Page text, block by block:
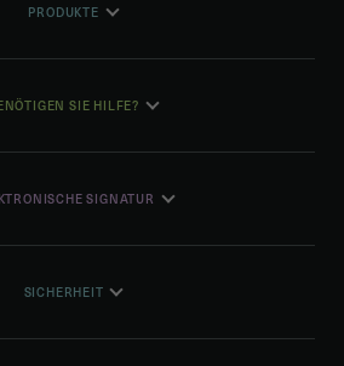
PRODUKTE
SIE HILFE?
SIGNATUR
SICHERHEIT